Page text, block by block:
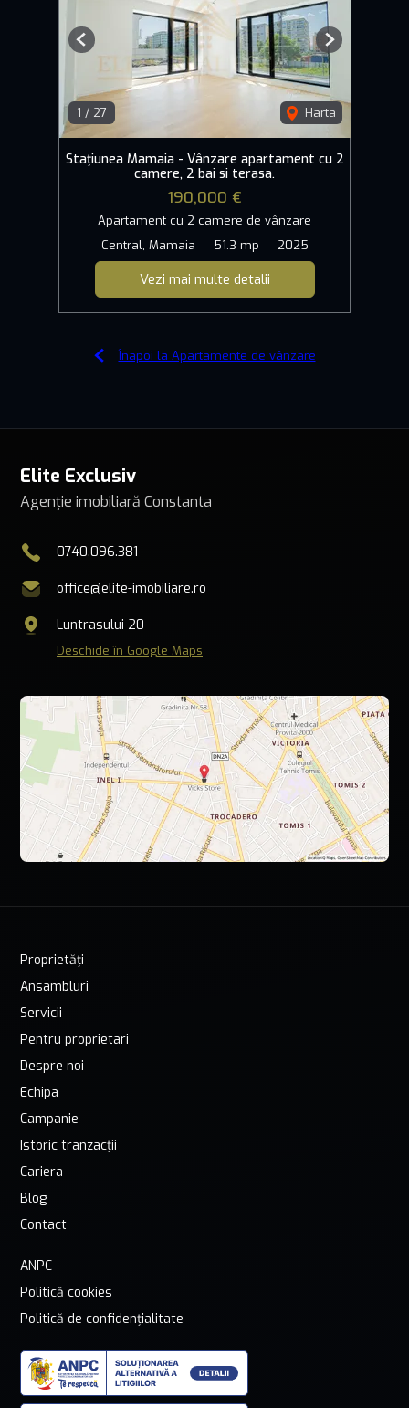
1 / 27 Harta
Previous Next
Stațiunea Mamaia - Vânzare apartament cu 2
camere, 2 bai si terasa.
190,000 €
Apartament cu 2 camere de vânzare
Central, Mamaia
51.3 mp 2025
Vezi mai multe detalii
Înapoi la Apartamente de vânzare
Elite Exclusiv
Agenție imobiliară Constanta
0740.096.381
office@elite-imobiliare.ro
Luntrasului 20
Deschide în Google Maps
Proprietăți
Ansambluri
Servicii
Pentru proprietari
Despre noi
Echipa
Campanie
Istoric tranzacții
Cariera
Blog
Contact
ANPC
Politică cookies
Politică de confidențialitate